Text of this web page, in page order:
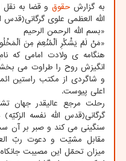
به گزارش حقوقو قضا به نقل
الله العظمی علوی
«بسم الله الرحمن الرحیم
«مَنْ لَمْ یَشْکُرِ اَلْمُنْعِمَ مِنَ
هنگامه ی ولادت امامی که
انگیزش روح را طراوت می
و شاگردی از مکتب راستین
اعلی پیوست.
رحلت مرجع عالیقدر جهان
گرگانی(قدس الله نفسه
سنگینی می کند و صبر بر آن
مقابل مشیّت و دعوت ربّ
میزان تحمّل این مصیبت